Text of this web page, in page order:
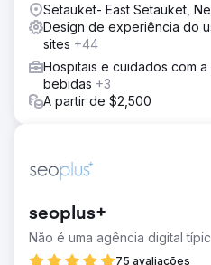
Setauket- East Setauket,
Design de experiência do
sites +44
Hospitais e cuidados com
bebidas +3
A partir de $2,500
seoplus+
Não é uma agência digital
75 avaliações